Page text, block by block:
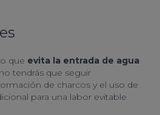
que evita la entrada de agua
tendrás que seguir
de charcos y el uso de
para una labor evitable